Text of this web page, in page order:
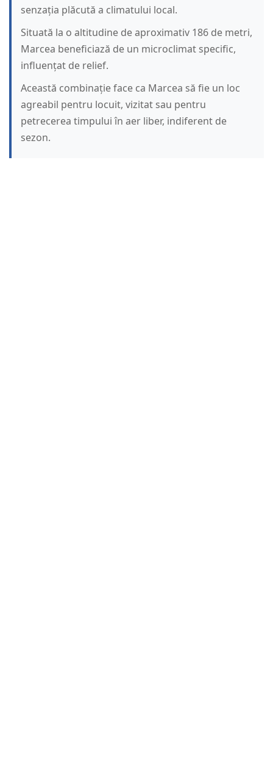
senzația plăcută a climatului local.
Situată la o altitudine de aproximativ 186 de metri,
Marcea beneficiază de un microclimat specific,
influențat de relief.
Această combinație face ca Marcea să fie un loc
agreabil pentru locuit, vizitat sau pentru
petrecerea timpului în aer liber, indiferent de
sezon.